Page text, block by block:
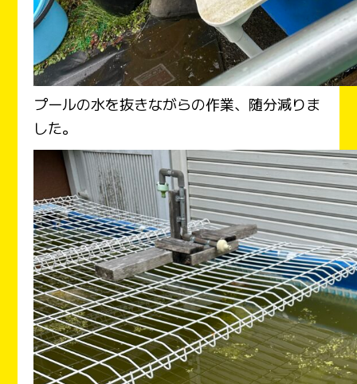
プールの水を抜きながらの作業、随分減りま
した。